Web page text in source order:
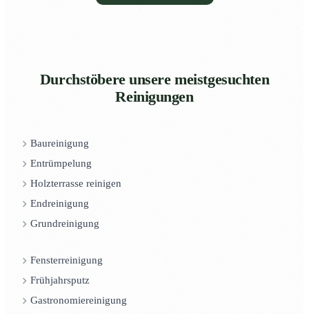
Durchstöbere unsere meistgesuchten
Reinigungen
Baureinigung
Entrümpelung
Holzterrasse reinigen
Endreinigung
Grundreinigung
Fensterreinigung
Frühjahrsputz
Gastronomiereinigung